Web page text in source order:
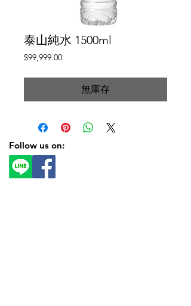
泰山純水 1500ml
$99,999.00價
無庫存
Follow us on: